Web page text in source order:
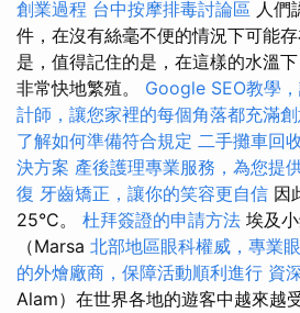
創業過程 台中按摩排毒討論區 人們
件，在沒有絲毫不便的情況下可能存
是，值得記住的是，在這樣的水溫
非常快地繁殖。 Google SEO教學
計師，讓您家裡的每個角落都充滿
了解如何準備符合規定 二手攤車回
決方案 產後護理專業服務，為您提
復 牙齒矯正，讓你的笑容更自信 因
25°C。 杜拜簽證的申請方法 埃及
（Marsa 北部地區眼科權威，專業
的外燴廠商，保障活動順利進行 資
Alam）在世界各地的遊客中越來越